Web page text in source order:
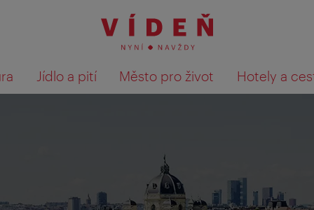
Jídlo a pití Město pro život Hotely a